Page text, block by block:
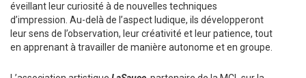
éveillant leur curiosité à de nouvelles techniques
d’impression. Au-delà de l’aspect ludique, ils développeront
leur sens de l’observation, leur créativité et leur patience, tout
en apprenant à travailler de manière autonome et en groupe.